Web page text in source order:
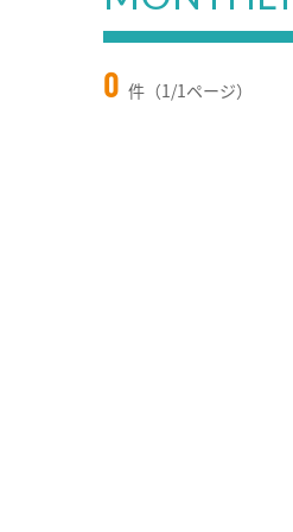
0 件（1/1ページ）